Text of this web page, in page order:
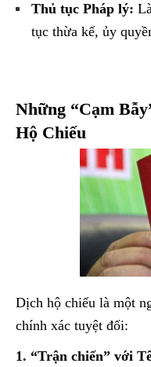
Thủ tục Pháp lý:
tục thừa kế, ủy
Những “Cạm
Hộ Chiếu
Dịch hộ chiếu là một
chính xác tuyệt đối:
1. “Trận chiến” với